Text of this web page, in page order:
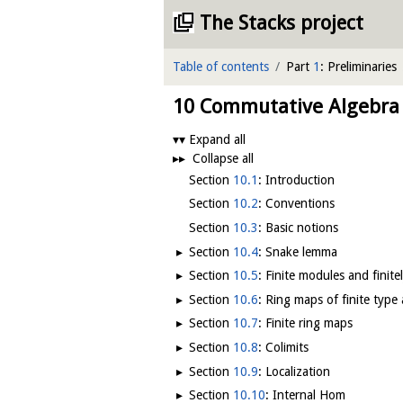
The Stacks project
Table of contents Part 1 : Preliminaries
10 Commutative Algebra
Expand all
Collapse all
Section 10.1 : Introduction
Section 10.2: Conventions
Section 10.3: Basic notions
Section 10.4: Snake lemma
Lemma 10.4.1 reference
Section 10.5: Finite modules and
Definition 10.5.1
Lemma 10.5.2
Lemma 10.5.3
Lemma 10.5.4 slogan
Lemma 10.5.5
Section 10.6: Ring maps of finite
Definition 10.6.1
Lemma 10.6.2
Lemma 10.6.3
Lemma 10.6.4
Section 10.7: Finite ring maps
Definition 10.7.1
Lemma 10.7.2
Lemma 10.7.3
Section 10.8: Colimits
Definition 10.8.1
Lemma 10.8.2
Section 10.9: Localization
Definition10.9.1
Section 10.10: Internal Hom